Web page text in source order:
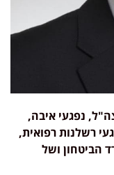
"ל, נפגעי איבה,
רשלנות רפואית,
הביטחון ושל